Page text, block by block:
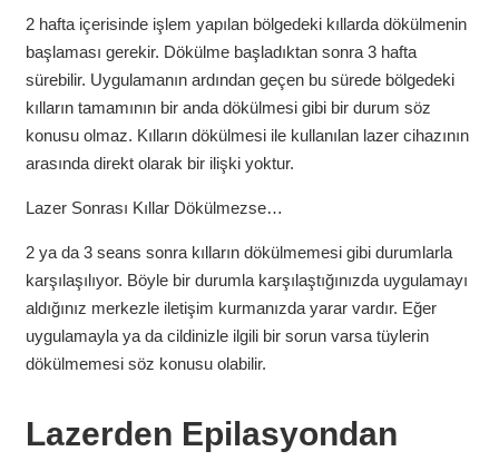
2 hafta içerisinde işlem yapılan bölgedeki kıllarda dökülmenin
başlaması gerekir. Dökülme başladıktan sonra 3 hafta
sürebilir. Uygulamanın ardından geçen bu sürede bölgedeki
kılların tamamının bir anda dökülmesi gibi bir durum söz
konusu olmaz. Kılların dökülmesi ile kullanılan lazer cihazının
arasında direkt olarak bir ilişki yoktur.
Lazer Sonrası Kıllar Dökülmezse…
2 ya da 3 seans sonra kılların dökülmemesi gibi durumlarla
karşılaşılıyor. Böyle bir durumla karşılaştığınızda uygulamayı
aldığınız merkezle iletişim kurmanızda yarar vardır. Eğer
uygulamayla ya da cildinizle ilgili bir sorun varsa tüylerin
dökülmemesi söz konusu olabilir.
Lazerden Epilasyondan